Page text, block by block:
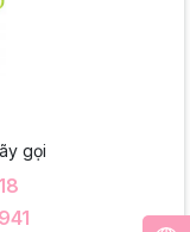
gọi